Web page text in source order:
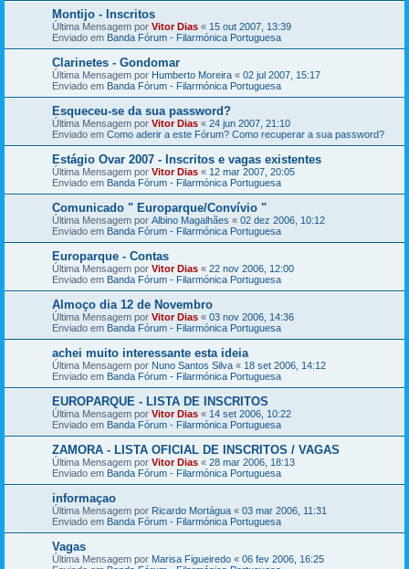
Montijo - Inscritos
Última Mensagem por Vitor Dias « 15 out 2007, 13:39
Enviado em Banda Fórum - Filarmónica Portuguesa
Clarinetes - Gondomar
Última Mensagem por Humberto Moreira « 02 jul 2007, 15:17
Enviado em Banda Fórum - Filarmónica Portuguesa
Esqueceu-se da sua password?
Última Mensagem por Vitor Dias « 24 jun 2007, 21:10
Enviado em Como aderir a este Fórum? Como recuperar a sua password?
Estágio Ovar 2007 - Inscritos e vagas existentes
Última Mensagem por Vitor Dias « 12 mar 2007, 20:05
Enviado em Banda Fórum - Filarmónica Portuguesa
Comunicado " Europarque/Convívio "
Última Mensagem por Albino Magalhães « 02 dez 2006, 10:12
Enviado em Banda Fórum - Filarmónica Portuguesa
Europarque - Contas
Última Mensagem por Vitor Dias « 22 nov 2006, 12:00
Enviado em Banda Fórum - Filarmónica Portuguesa
Almoço dia 12 de Novembro
Última Mensagem por Vitor Dias « 03 nov 2006, 14:36
Enviado em Banda Fórum - Filarmónica Portuguesa
achei muito interessante esta ideia
Última Mensagem por Nuno Santos Silva « 18 set 2006, 14:12
Enviado em Banda Fórum - Filarmónica Portuguesa
EUROPARQUE - LISTA DE INSCRITOS
Última Mensagem por Vitor Dias « 14 set 2006, 10:22
Enviado em Banda Fórum - Filarmónica Portuguesa
ZAMORA - LISTA OFICIAL DE INSCRITOS / VAGAS
Última Mensagem por Vitor Dias « 28 mar 2006, 18:13
Enviado em Banda Fórum - Filarmónica Portuguesa
informaçao
Última Mensagem por Ricardo Mortágua « 03 mar 2006, 11:31
Enviado em Banda Fórum - Filarmónica Portuguesa
Vagas
Última Mensagem por Marisa Figueiredo « 06 fev 2006, 16:25